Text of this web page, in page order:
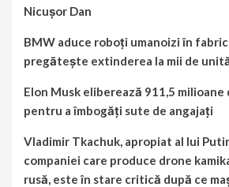
Nicușor Dan
BMW aduce roboți umanoizi în
pregătește extinderea la mii de
Elon Musk eliberează 911,5 milioane
pentru a îmbogăți sute de angajați
Vladimir Tkachuk, apropiat al lui
companiei care produce drone
rusă, este în stare critică după ce